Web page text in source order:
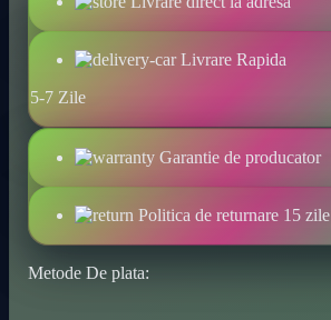
Livrare Rapida
5-7 Zile
Garantie de producator
Politica de returnare 15 zile
Metode De plata: